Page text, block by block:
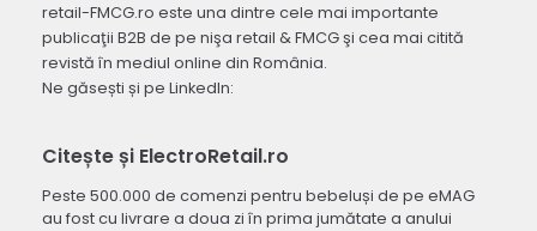
retail-FMCG.ro este una dintre cele mai importante
publicaţii B2B de pe nişa retail & FMCG şi cea mai citită
revistă în mediul online din România.
Ne găsești și pe LinkedIn:
Citește și ElectroRetail.ro
Peste 500.000 de comenzi pentru bebeluși de pe eMAG
au fost cu livrare a doua zi în prima jumătate a anului